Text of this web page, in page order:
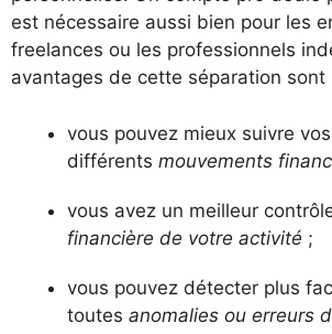
est nécessaire aussi bien pour les
freelances ou les professionnels
avantages de cette séparation sont
vous pouvez mieux suivre vos
différents mouvements
vous avez un meilleur
financière de votre activité ;
vous pouvez détecter plus
toutes anomalies ou erreurs